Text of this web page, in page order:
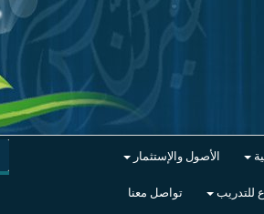
الأصول والإستثمار
للتدريب تواصل معنا